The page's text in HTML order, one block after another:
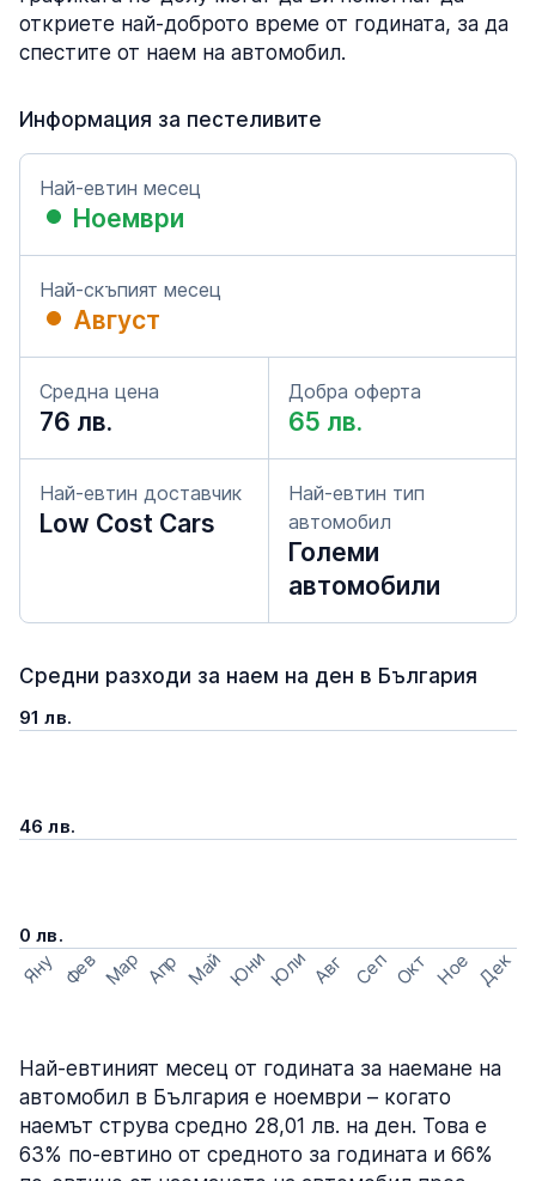
откриете най-доброто време от годината, за да
спестите от наем на автомобил.
Информация за пестеливите
Най-евтин месец
Ноември
Най-скъпият месец
Август
Средна цена
76 лв.
Добра оферта
65 лв.
Най-евтин доставчик
Low Cost Cars
Най-евтин тип
автомобил
Големи
автомобили
Средни разходи за наем на ден в България
91 лв.
46 лв.
0 лв.
Яну Фев Мар Апр Май ЮниЮли Авг Сеп Окт Ное Дек
Най-евтиният месец от годината за наемане на
автомобил в България е ноември – когато
наемът струва средно 28,01 лв. на ден. Това е
63% по-евтино от средното за годината и 66%